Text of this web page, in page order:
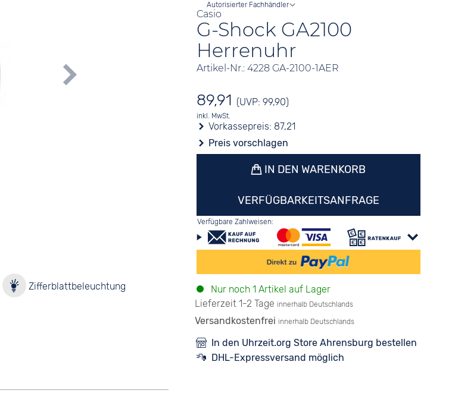
Casio
G-Shock GA2100
Herrenuhr
Artikel-Nr.: 4228 GA-2100-1AER
Autorisierter Fachhändler
89,91 (UVP: 99,90)
inkl. MwSt.
Vorkassepreis: 87,21
Preis vorschlagen
IN DEN WARENKORB
VERFÜGBARKEITSANFRAGE
Verfügbare Zahlweisen:
Nur noch 1 Artikel auf Lager
Lieferzeit 1-2 Tage innerhalb Deutschlands
Versandkostenfrei innerhalb Deutschlands
In den Uhrzeit.org Store Ahrensburg bestellen
DHL-Expressversand möglich
Zifferblattbeleuchtung